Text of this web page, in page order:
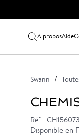
A proposAide
Swann
Réf. : CH156073
Disponible en